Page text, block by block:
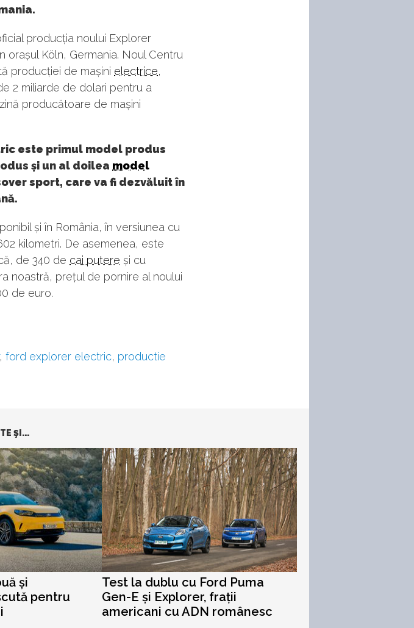
producția noului Explorer
Köln, Germania. Noul Centru
producției de mașini electrice,
2 miliarde de dolari pentru a
producătoare de mașini
este primul model produs
și un al doilea model
sport, care va fi dezvăluit în
și în România, în versiunea cu
kilometri. De asemenea, este
de 340 de cai putere și cu
noastră, prețul de pornire al noului
de euro.
, ford explorer electric, productie
ŞI...
și
pentru
Test la dublu cu Ford Puma
Gen-E și Explorer, frații
americani cu ADN românesc